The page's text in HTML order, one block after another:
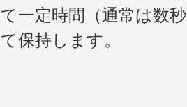
て一定時間（通常は数
て保持します。